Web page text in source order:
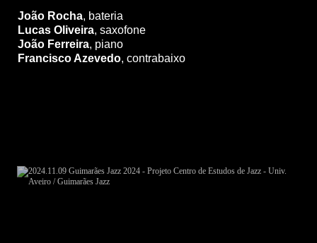
João Rocha, bateria
Lucas Oliveira, saxofone
João Ferreira, piano
Francisco Azevedo, contrabaixo